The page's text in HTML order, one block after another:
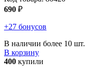
690 ₽
+27 бонусов
В наличии более 10 шт.
В корзину
400 купили